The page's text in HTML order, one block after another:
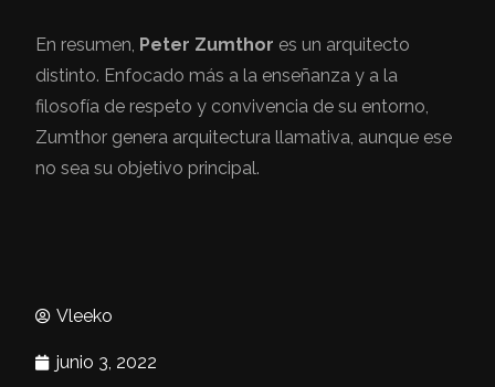
En resumen, Peter Zumthor es un arquitecto
distinto. Enfocado más a la enseñanza y a la
filosofía de respeto y convivencia de su entorno,
Zumthor genera arquitectura llamativa, aunque ese
no sea su objetivo principal.
Vleeko
junio 3, 2022